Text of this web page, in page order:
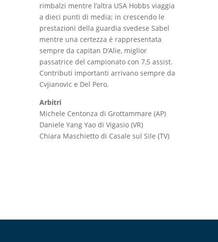
rimbalzi mentre l’altra USA Hobbs viaggia
a dieci punti di media; in crescendo le
prestazioni della guardia svedese Sabel
mentre una certezza è rappresentata
sempre da capitan D’Alie, miglior
passatrice del campionato con 7,5 assist.
Contributi importanti arrivano sempre da
Cvjianovic e Del Pero.
Arbitri
Michele Centonza di Grottammare (AP)
Daniele Yang Yao di Vigasio (VR)
Chiara Maschietto di Casale sul Sile (TV)